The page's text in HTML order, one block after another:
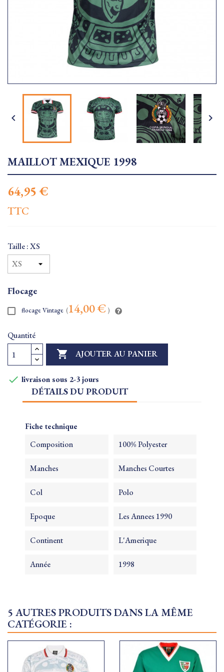
 
MAILLOT MEXIQUE 1998
64,95 €
TTC
Taille : XS
Flocage
flocage Vintage (14,00 € )
Quantité
 AJOUTER AU PANIER
 livraison sous 2-3 jours
DÉTAILS DU PRODUIT
Fiche technique
Composition 100% Polyester
Manches Manches Courtes
Col Polo
Epoque Les Annees 1990
Continent L'Amerique
Année 1998
5 AUTRES PRODUITS DANS LA MÊME
CATÉGORIE :